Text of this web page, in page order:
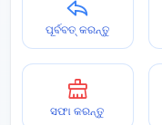
ପୂର୍ବବତ୍ କରନ୍ତୁ
ସଫା କରନ୍ତୁ